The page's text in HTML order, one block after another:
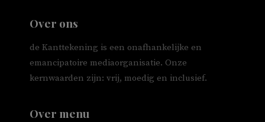
Over ons
de Kanttekening is een onafhankelijke en
emancipatoire mediaorganisatie. Onze
kernwaarden zijn: vrij, moedig en inclusief.
Over menu